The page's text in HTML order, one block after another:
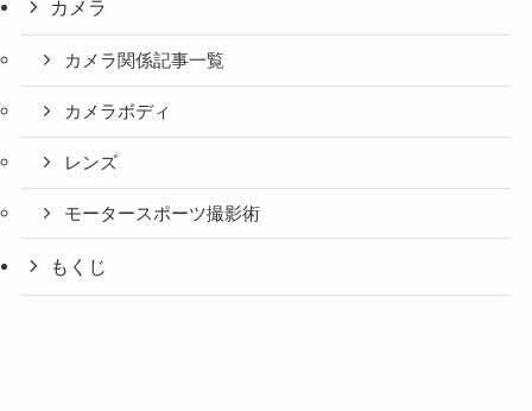
カメラ
カメラ関係記事一覧
カメラボディ
レンズ
モータースポーツ撮影術
もくじ